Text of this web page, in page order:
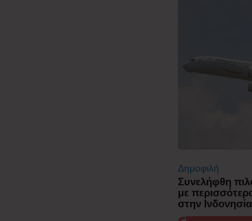
Δημοφιλή
Συνελήφθη
με
στην Ινδονησία